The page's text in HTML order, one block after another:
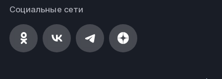
Социальные сети